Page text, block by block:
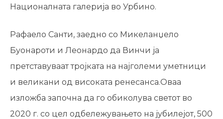
Националната галерија во Урбино.
Рафаело Санти, заедно со Микеланџело
Буонароти и Леонардо да Винчи ја
претставуваат тројката на најголеми уметници
и великани од високата ренесанса.Оваа
изложба започна да го обиколува светот во
2020 г. со цел одбележувањето на јубилејот, 500